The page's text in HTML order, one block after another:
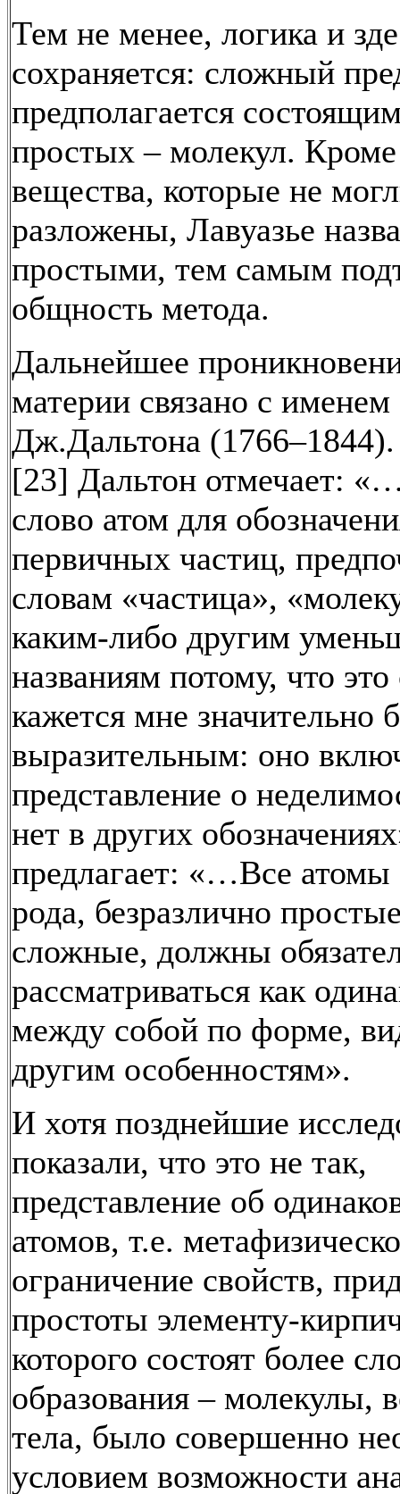
Тем не менее, логика и
сохраняется: сложный
предполагается
простых – молекул. Кроме
вещества, которые не
разложены, Лавуазье
простыми, тем самым
общность метода.
Дальнейшее
материи связано с именем
Дж.Дальтона
[23] Дальтон отмечает:
слово атом для
первичных частиц,
словам «частица»,
каким-либо другим
названиям потому, что это
кажется мне значительно
выразительным: оно
представление о
нет в других
предлагает: «…Все атомы
рода, безразлично
сложные, должны
рассматриваться как
между собой по форме,
другим особенностям».
И хотя позднейшие
показали, что это не так,
представление об
атомов, т.е.
ограничение свойств,
простоты элементу-
которого состоят более
образования – молекулы,
тела, было совершенно
условием возможности